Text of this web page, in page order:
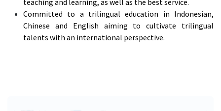
teaching and learning, as well as the best service.
Committed to a trilingual education in Indonesian,
Chinese and English aiming to cultivate trilingual
talents with an international perspective.